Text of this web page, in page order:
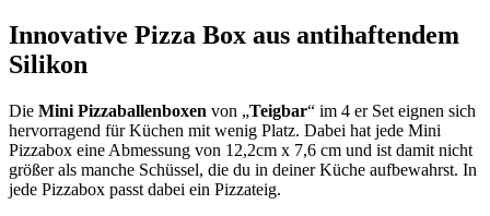
Innovative Pizza Box aus antihaftendem
Silikon
Die Mini Pizzaballenboxen von „Teigbar“ im 4 er Set eignen sich
hervorragend für Küchen mit wenig Platz. Dabei hat jede Mini
Pizzabox eine Abmessung von 12,2cm x 7,6 cm und ist damit nicht
größer als manche Schüssel, die du in deiner Küche aufbewahrst. In
jede Pizzabox passt dabei ein Pizzateig.